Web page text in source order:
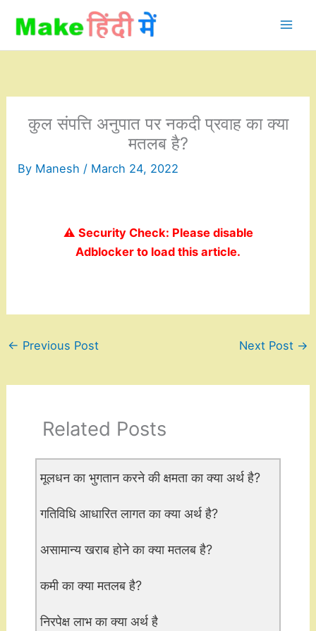
content
कुल संपत्ति अनुपात पर नकदी प्रवाह का क्या
मतलब है?
By Manesh / March 24, 2022
⚠️ Security Check: Please disable
Adblocker to load this article.
← Previous Post Next Post →
Related Posts
मूलधन का भुगतान करने की क्षमता का क्या अर्थ है?
गतिविधि आधारित लागत का क्या अर्थ है?
असामान्य खराब होने का क्या मतलब है?
कमी का क्या मतलब है?
निरपेक्ष लाभ का क्या अर्थ है